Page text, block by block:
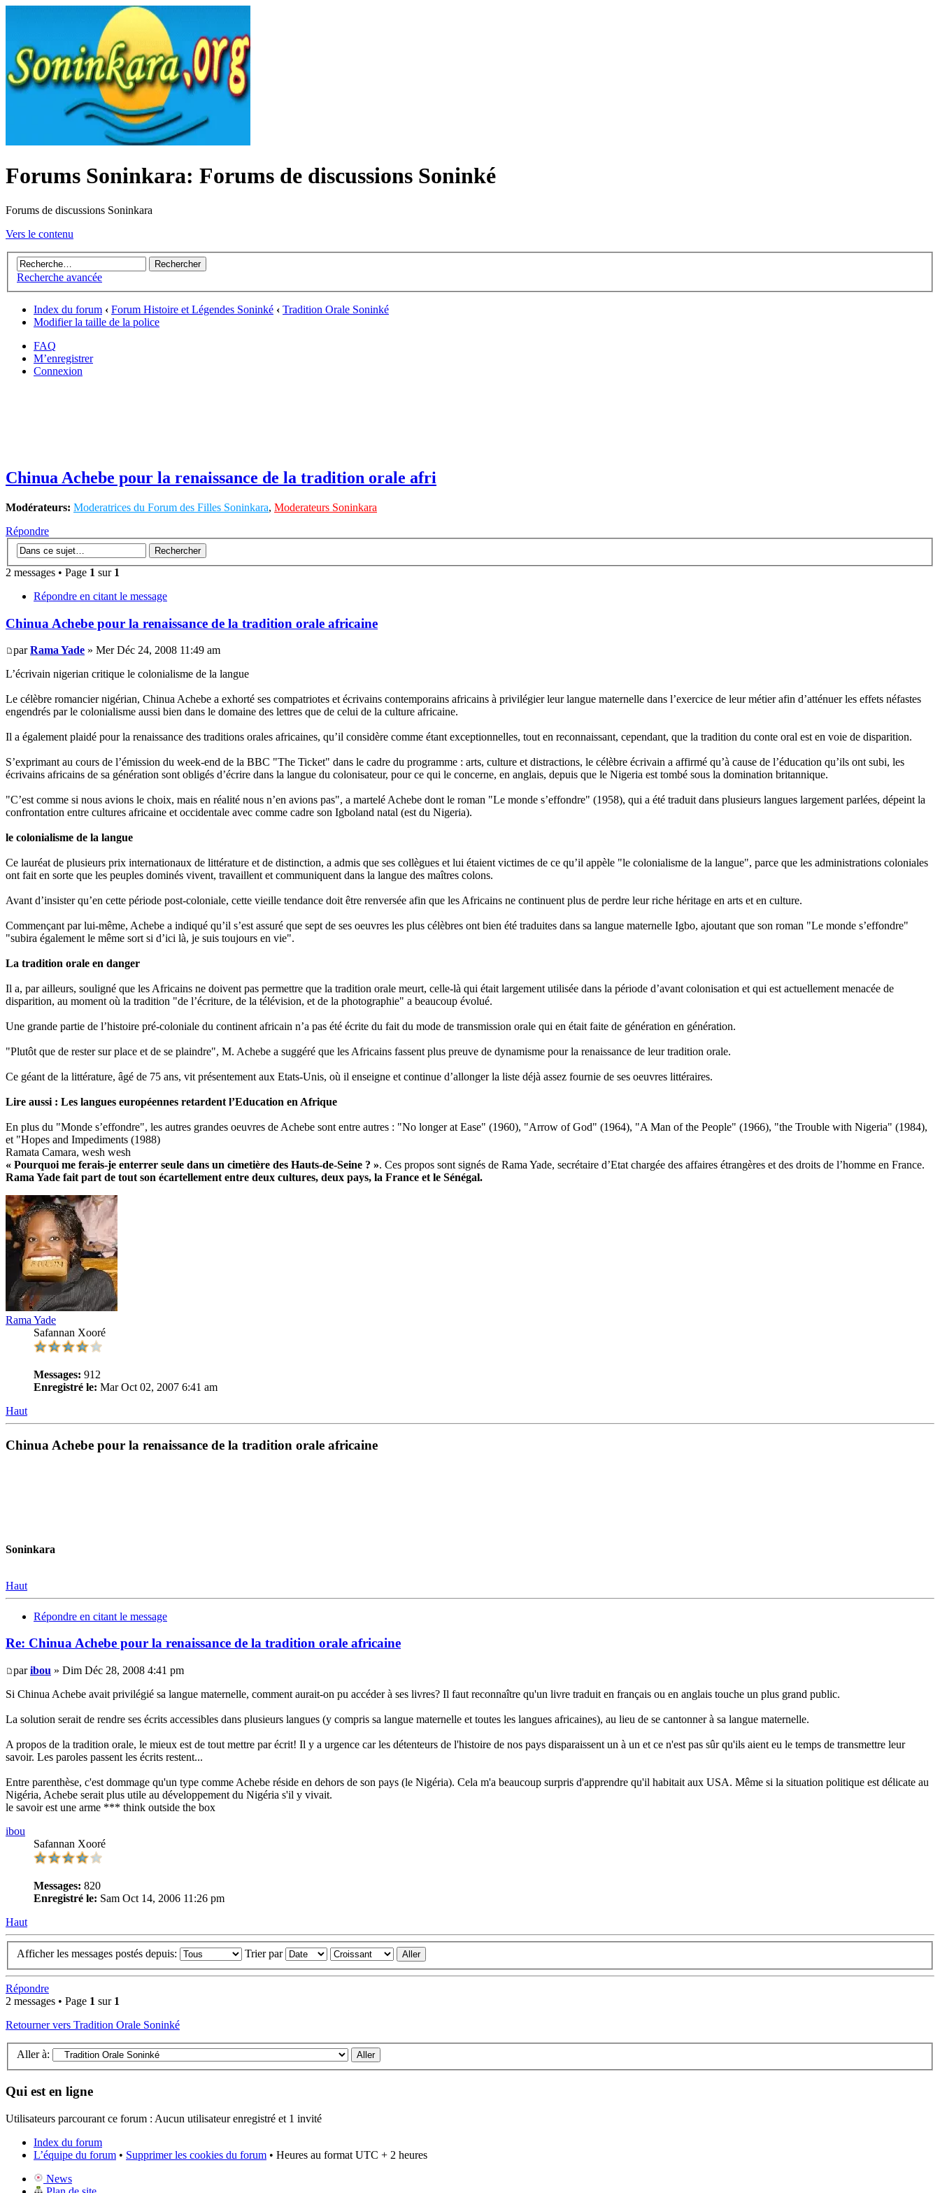
Forums Soninkara: Forums de discussions Soninké
Forums de discussions Soninkara
Vers le contenu
Recherche avancée
Index du forum ‹ Forum Histoire et Légendes Soninké ‹ Tradition Orale Soninké
Modifier la taille de la police
FAQ
M’enregistrer
Connexion
Chinua Achebe pour la renaissance de la tradition orale afri
Modérateurs: Moderatrices du Forum des Filles Soninkara, Moderateurs Soninkara
Répondre
2 messages • Page 1 sur 1
Répondre en citant le message
Chinua Achebe pour la renaissance de la tradition orale africaine
parRama Yade » Mer Déc 24, 2008 11:49 am
L’écrivain nigerian critique le colonialisme de la langue
Le célèbre romancier nigérian, Chinua Achebe a exhorté ses compatriotes et écrivains contemporains africains à privilégier leur langue maternelle dans l’exercice de leur métier afin d’atténuer les effets néfastes
engendrés par le colonialisme aussi bien dans le domaine des lettres que de celui de la culture africaine.
Il a également plaidé pour la renaissance des traditions orales africaines, qu’il considère comme étant exceptionnelles, tout en reconnaissant, cependant, que la tradition du conte oral est en voie de disparition.
S’exprimant au cours de l’émission du week-end de la BBC "The Ticket" dans le cadre du programme : arts, culture et distractions, le célèbre écrivain a affirmé qu’à cause de l’éducation qu’ils ont subi, les
écrivains africains de sa génération sont obligés d’écrire dans la langue du colonisateur, pour ce qui le concerne, en anglais, depuis que le Nigeria est tombé sous la domination britannique.
"C’est comme si nous avions le choix, mais en réalité nous n’en avions pas", a martelé Achebe dont le roman "Le monde s’effondre" (1958), qui a été traduit dans plusieurs langues largement parlées, dépeint la
confrontation entre cultures africaine et occidentale avec comme cadre son Igboland natal (est du Nigeria).
le colonialisme de la langue
Ce lauréat de plusieurs prix internationaux de littérature et de distinction, a admis que ses collègues et lui étaient victimes de ce qu’il appèle "le colonialisme de la langue", parce que les administrations coloniales
ont fait en sorte que les peuples dominés vivent, travaillent et communiquent dans la langue des maîtres colons.
Avant d’insister qu’en cette période post-coloniale, cette vieille tendance doit être renversée afin que les Africains ne continuent plus de perdre leur riche héritage en arts et en culture.
Commençant par lui-même, Achebe a indiqué qu’il s’est assuré que sept de ses oeuvres les plus célèbres ont bien été traduites dans sa langue maternelle Igbo, ajoutant que son roman "Le monde s’effondre"
"subira également le même sort si d’ici là, je suis toujours en vie".
La tradition orale en danger
Il a, par ailleurs, souligné que les Africains ne doivent pas permettre que la tradition orale meurt, celle-là qui était largement utilisée dans la période d’avant colonisation et qui est actuellement menacée de
disparition, au moment où la tradition "de l’écriture, de la télévision, et de la photographie" a beaucoup évolué.
Une grande partie de l’histoire pré-coloniale du continent africain n’a pas été écrite du fait du mode de transmission orale qui en était faite de génération en génération.
"Plutôt que de rester sur place et de se plaindre", M. Achebe a suggéré que les Africains fassent plus preuve de dynamisme pour la renaissance de leur tradition orale.
Ce géant de la littérature, âgé de 75 ans, vit présentement aux Etats-Unis, où il enseigne et continue d’allonger la liste déjà assez fournie de ses oeuvres littéraires.
Lire aussi : Les langues européennes retardent l’Education en Afrique
En plus du "Monde s’effondre", les autres grandes oeuvres de Achebe sont entre autres : "No longer at Ease" (1960), "Arrow of God" (1964), "A Man of the People" (1966), "the Trouble with Nigeria" (1984),
et "Hopes and Impediments (1988)
Ramata Camara, wesh wesh
« Pourquoi me ferais-je enterrer seule dans un cimetière des Hauts-de-Seine ? ». Ces propos sont signés de Rama Yade, secrétaire d’Etat chargée des affaires étrangères et des droits de l’homme en France.
Rama Yade fait part de tout son écartellement entre deux cultures, deux pays, la France et le Sénégal.
Rama Yade
Safannan Xooré
Messages: 912
Enregistré le: Mar Oct 02, 2007 6:41 am
Haut
Chinua Achebe pour la renaissance de la tradition orale africaine
Soninkara
Haut
Répondre en citant le message
Re: Chinua Achebe pour la renaissance de la tradition orale africaine
paribou » Dim Déc 28, 2008 4:41 pm
Si Chinua Achebe avait privilégié sa langue maternelle, comment aurait-on pu accéder à ses livres? Il faut reconnaître qu'un livre traduit en français ou en anglais touche un plus grand public.
La solution serait de rendre ses écrits accessibles dans plusieurs langues (y compris sa langue maternelle et toutes les langues africaines), au lieu de se cantonner à sa langue maternelle.
A propos de la tradition orale, le mieux est de tout mettre par écrit! Il y a urgence car les détenteurs de l'histoire de nos pays disparaissent un à un et ce n'est pas sûr qu'ils aient eu le temps de transmettre leur
savoir. Les paroles passent les écrits restent...
Entre parenthèse, c'est dommage qu'un type comme Achebe réside en dehors de son pays (le Nigéria). Cela m'a beaucoup surpris d'apprendre qu'il habitait aux USA. Même si la situation politique est délicate au
Nigéria, Achebe serait plus utile au développement du Nigéria s'il y vivait.
le savoir est une arme *** think outside the box
ibou
Safannan Xooré
Messages: 820
Enregistré le: Sam Oct 14, 2006 11:26 pm
Haut
Afficher les messages postés depuis: Trier par
Répondre
2 messages • Page 1 sur 1
Retourner vers Tradition Orale Soninké
Aller à:
Qui est en ligne
Utilisateurs parcourant ce forum : Aucun utilisateur enregistré et 1 invité
Index du forum
L’équipe du forum • Supprimer les cookies du forum • Heures au format UTC + 2 heures
News